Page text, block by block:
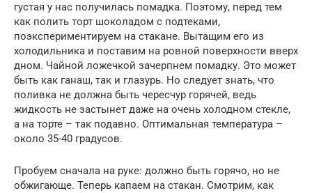
густая у нас получилась помадка. Поэтому, перед тем
как полить торт шоколадом с подтеками,
поэкспериментируем на стакане. Вытащим его из
холодильника и поставим на ровной поверхности вверх
дном. Чайной ложечкой зачерпнем помадку. Это может
быть как ганаш, так и глазурь. Но следует знать, что
поливка не должна быть чересчур горячей, ведь
жидкость не застынет даже на очень холодном стекле,
а на торте – так подавно. Оптимальная температура –
около 35-40 градусов.
Пробуем сначала на руке: должно быть горячо, но не
обжигающе. Теперь капаем на стакан. Смотрим, как